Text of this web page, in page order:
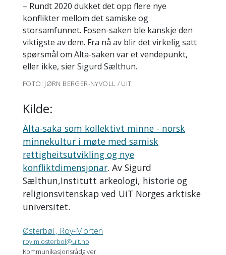
– Rundt 2020 dukket det opp flere nye
konflikter mellom det samiske og
storsamfunnet. Fosen-saken ble kanskje den
viktigste av dem. Fra nå av blir det virkelig satt
spørsmål om Alta-saken var et vendepunkt,
eller ikke, sier Sigurd Sælthun.
FOTO: JØRN BERGER-NYVOLL / UIT
Kilde:
Alta-saka som kollektivt minne - norsk
minnekultur i møte med samisk
rettigheitsutvikling og nye
konfliktdimensjonar. Av Sigurd
Sælthun,Institutt arkeologi, historie og
religionsvitenskap ved UiT Norges arktiske
universitet.
Østerbøl , Roy-Morten
roy.m.osterbol@uit.no
Kommunikasjonsrådgiver